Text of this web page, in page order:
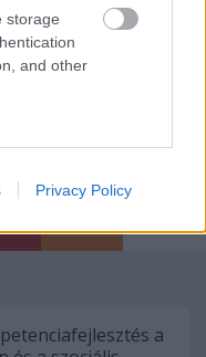
storage
and other
Privacy Policy
a